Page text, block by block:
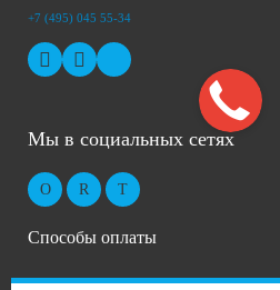
+7 (495) 045 55-34
Мы в социальных сетях
Способы оплаты